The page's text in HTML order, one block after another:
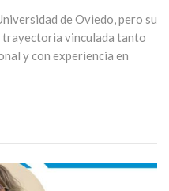
de Oviedo, pero su
trayectoria vinculada tanto
y con experiencia en